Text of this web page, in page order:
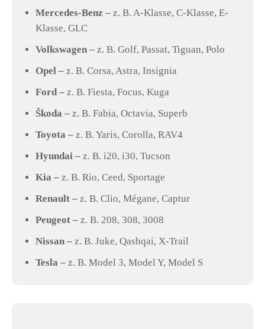
Mercedes-Benz – z. B. A-Klasse, C-Klasse, E-
Klasse, GLC
Volkswagen – z. B. Golf, Passat, Tiguan, Polo
Opel – z. B. Corsa, Astra, Insignia
Ford – z. B. Fiesta, Focus, Kuga
Škoda – z. B. Fabia, Octavia, Superb
Toyota – z. B. Yaris, Corolla, RAV4
Hyundai – z. B. i20, i30, Tucson
Kia – z. B. Rio, Ceed, Sportage
Renault – z. B. Clio, Mégane, Captur
Peugeot – z. B. 208, 308, 3008
Nissan – z. B. Juke, Qashqai, X-Trail
Tesla – z. B. Model 3, Model Y, Model S